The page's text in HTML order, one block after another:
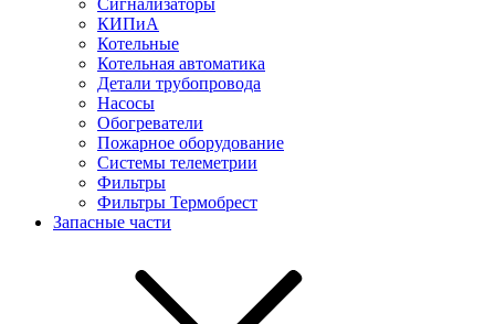
Сигнализаторы
КИПиА
Котельные
Котельная автоматика
Детали трубопровода
Насосы
Обогреватели
Пожарное оборудование
Системы телеметрии
Фильтры
Фильтры Термобрест
Запасные части